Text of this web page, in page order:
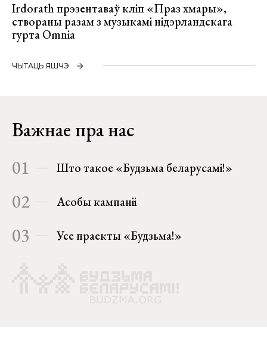
Irdorath прэзентаваў кліп «Праз хмары»,
створаны разам з музыкамі нідэрландскага
гурта Omnia
ЧЫТАЦЬ ЯШЧЭ
Важнае пра нас
01 Што такое «Будзьма беларусамі!»
02 Асобы кампаніі
03 Усе праекты «Будзьма!»